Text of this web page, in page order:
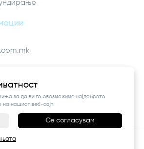
за да ви го овозможиме најдоброто
на нашиот веб-сајт
Се согласувам
2026Vendor x